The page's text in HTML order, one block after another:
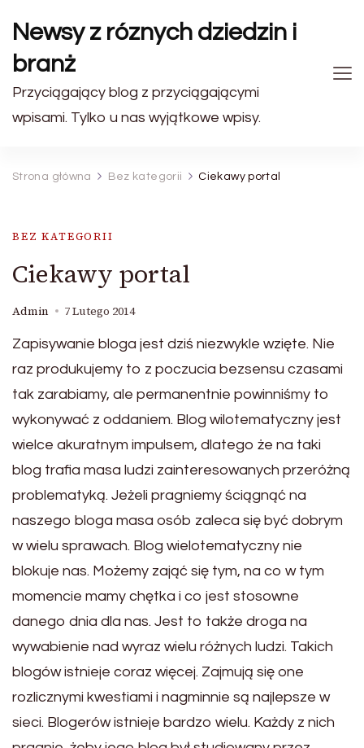
Newsy z róznych dziedzin i
branż
Przyciągający blog z przyciągającymi
wpisami. Tylko u nas wyjątkowe wpisy.
Strona główna Bez kategorii Ciekawy portal
BEZ KATEGORII
Ciekawy portal
Admin 7 Lutego 2014
Zapisywanie bloga jest dziś niezwykle wzięte. Nie
raz produkujemy to z poczucia bezsensu czasami
tak zarabiamy, ale permanentnie powinniśmy to
wykonywać z oddaniem. Blog wilotematyczny jest
wielce akuratnym impulsem, dlatego że na taki
blog trafia masa ludzi zainteresowanych przeróżną
problematyką. Jeżeli pragniemy ściągnąć na
naszego bloga masa osób zaleca się być dobrym
w wielu sprawach. Blog wielotematyczny nie
blokuje nas. Możemy zająć się tym, na co w tym
momencie mamy chętka i co jest stosowne
danego dnia dla nas. Jest to także droga na
wywabienie nad wyraz wielu różnych ludzi. Takich
blogów istnieje coraz więcej. Zajmują się one
rozlicznymi kwestiami i nagminnie są najlepsze w
sieci. Blogerów istnieje bardzo wielu. Każdy z nich